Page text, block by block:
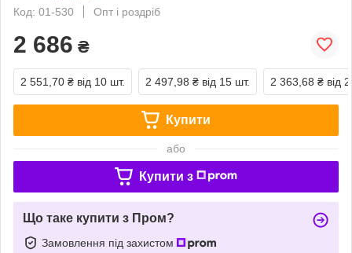
Код: 01-530
Опт і роздріб
2 686 ₴
2 551,70 ₴ від 10 шт. 2 497,98 ₴ від 15 шт. 2 363,68 ₴ від
Купити
або
Купити з
Що таке купити з Пром?
Замовлення під захистом